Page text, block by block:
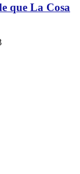
que La Cosa